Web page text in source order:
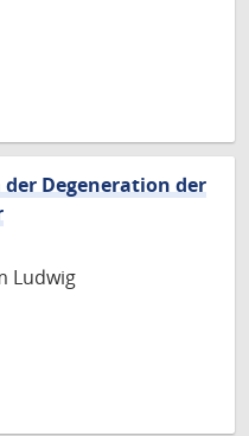
der Degeneration der
Ludwig